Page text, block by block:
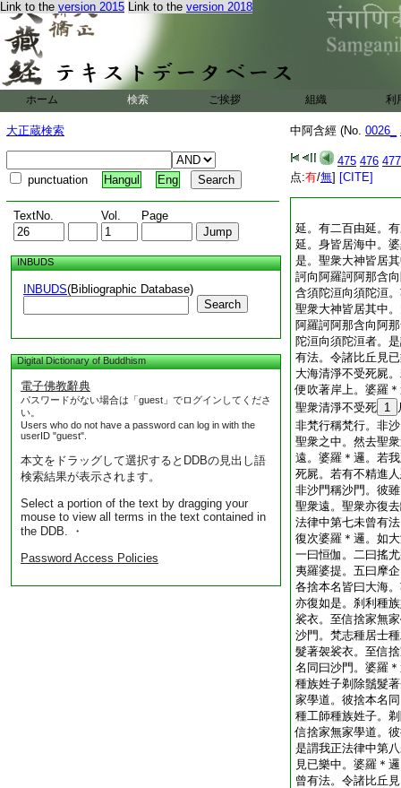
Link to the version 2015 Link to the version 2018
ホーム 検索 ご挨拶 組織 利
大正蔵検索
punctuation Hangul Eng
TextNo. Vol. Page
INBUDS
INBUDS(Bibliographic Database)
Search
Digital Dictionary of Buddhism
電子佛教辭典
パスワードがない場合は「guest」でログインしてくださ
い。
Users who do not have a password can log in with the
userID "guest".
本文をドラッグして選択するとDDBの見出し語
検索結果が表示されます。
Select a portion of the text by dragging your
mouse to view all terms in the text contained in
the DDB. ・
Password Access Policies
中阿含經 (No. 0026_
475 476 477
点:有/無] [CITE]
延。有二百由延。
延。身皆居海中。
是。聖衆大神皆居
訶向阿羅訶阿那含
含須陀洹向須陀洹
聖衆大神皆居其中
阿羅訶阿那含向阿
陀洹向須陀洹者。
有法。令諸比丘見
大海清淨不受死屍
便吹著岸上。婆羅
聖衆清淨不受死 1
非梵行稱梵行。非
聖衆之中。然去聖
遠。婆羅＊邏。若
死屍。若有不精進
非沙門稱沙門。彼
聖衆遠。聖衆亦復
法律中第七未曾有
復次婆羅＊邏。如
一曰恒伽。二曰搖
夷羅婆提。五曰摩
各捨本名皆曰大海
亦復如是。刹利種
裟衣。至信捨家無
沙門。梵志種居士
髮著袈裟衣。至信
名同曰沙門。婆羅
種族姓子剃除鬚髮
家學道。彼捨本名
種工師種族姓子。
信捨家無家學道。
是謂我正法律中第
見已樂中。婆羅＊
曾有法。令諸比丘